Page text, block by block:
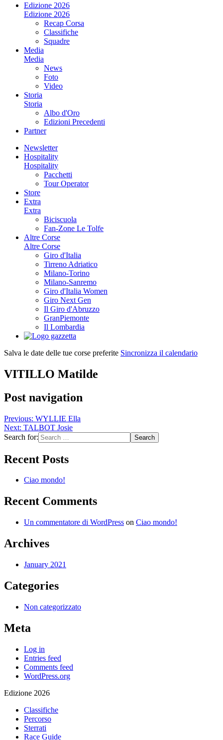
Edizione 2026
Edizione 2026
Recap Corsa
Classifiche
Squadre
Media
Media
News
Foto
Video
Storia
Storia
Albo d'Oro
Edizioni Precedenti
Partner
Newsletter
Hospitality
Hospitality
Pacchetti
Tour Operator
Store
Extra
Extra
Biciscuola
Fan-Zone Le Tolfe
Altre Corse
Altre Corse
Giro d'Italia
Tirreno Adriatico
Milano-Torino
Milano-Sanremo
Giro d'Italia Women
Giro Next Gen
Il Giro d'Abruzzo
GranPiemonte
Il Lombardia
Salva le date delle tue corse preferite Sincronizza il calendario
VITILLO Matilde
Post navigation
Previous: WYLLIE Ella
Next: TALBOT Josie
Search for:
Recent Posts
Ciao mondo!
Recent Comments
Un commentatore di WordPress on Ciao mondo!
Archives
January 2021
Categories
Non categorizzato
Meta
Log in
Entries feed
Comments feed
WordPress.org
Edizione 2026
Classifiche
Percorso
Sterrati
Race Guide